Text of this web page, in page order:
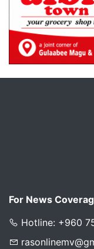
For News
Hotline: +960